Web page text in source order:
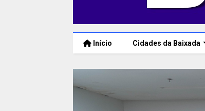
Início Cidades da Baixada